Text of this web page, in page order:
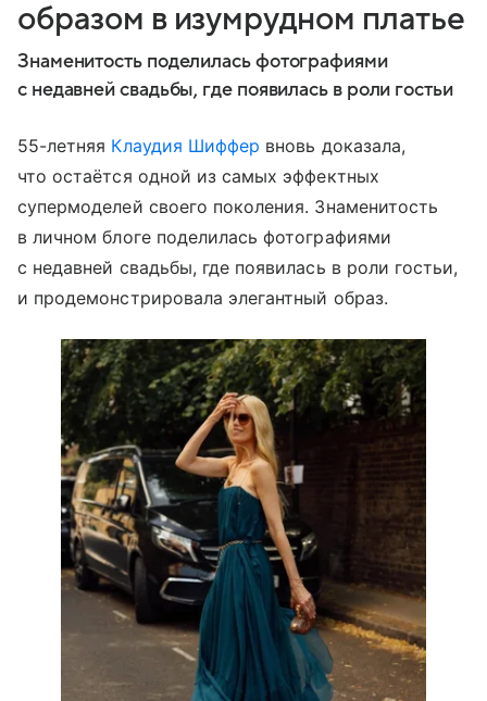
образом в изумрудном платье
Знаменитость поделилась фотографиями
с недавней свадьбы, где появилась в роли гостьи
55-летняя Клаудия Шиффер вновь доказала,
что остаётся одной из самых эффектных
супермоделей своего поколения. Знаменитость
в личном блоге поделилась фотографиями
с недавней свадьбы, где появилась в роли гостьи,
и продемонстрировала элегантный образ.